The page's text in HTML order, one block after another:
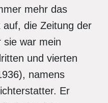
mehr das
auf, die Zeitung der
sie war mein
und vierten
namens
Er